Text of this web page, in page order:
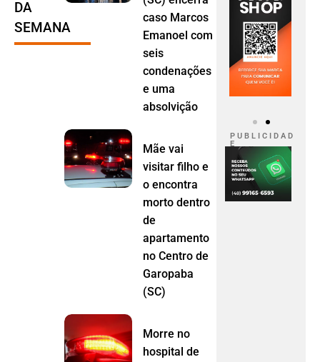
DA
SEMANA
caso Marcos
Emanoel com
seis
condenações
e uma
absolvição
Mãe vai
visitar filho e
o encontra
morto dentro
de
apartamento
no Centro de
Garopaba
(SC)
Morre no
hospital de
P U B L I C I D A D
E